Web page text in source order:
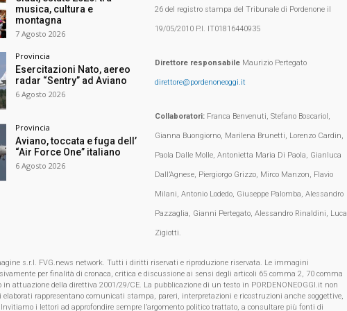
musica, cultura e
montagna
7 Agosto 2026
Provincia
Esercitazioni Nato, aereo
radar “Sentry” ad Aviano
6 Agosto 2026
Provincia
Aviano, toccata e fuga dell’
“Air Force One” italiano
6 Agosto 2026
26 del registro stampa del Tribunale di Pordenone il
19/05/2010 P.I. IT01816440935
Direttore responsabileMaurizio Pertegato
direttore@pordenoneoggi.it
Collaboratori:Franca Benvenuti, Stefano Boscariol,
Gianna Buongiorno, Marilena Brunetti, Lorenzo Cardin,
Paola Dalle Molle, Antonietta Maria Di Paola, Gianluca
Dall’Agnese, Piergiorgo Grizzo, Mirco Manzon, Flavio
Milani, Antonio Lodedo, Giuseppe Palomba, Alessandro
Pazzaglia, Gianni Pertegato, Alessandro Rinaldini, Luca
Zigiotti.
s.r.l. FVG.news network. Tutti i diritti riservati e riproduzione riservata. Le immagini
per finalità di cronaca, critica e discussione ai sensi degli articoli 65 comma 2, 70 comma
attuazione della direttiva 2001/29/CE. La pubblicazione di un testo in PORDENONEOGGI.it non
rappresentano comunicati stampa, pareri, interpretazioni e ricostruzioni anche soggettive,
i lettori ad approfondire sempre l’argomento politico trattato, a consultare più fonti di